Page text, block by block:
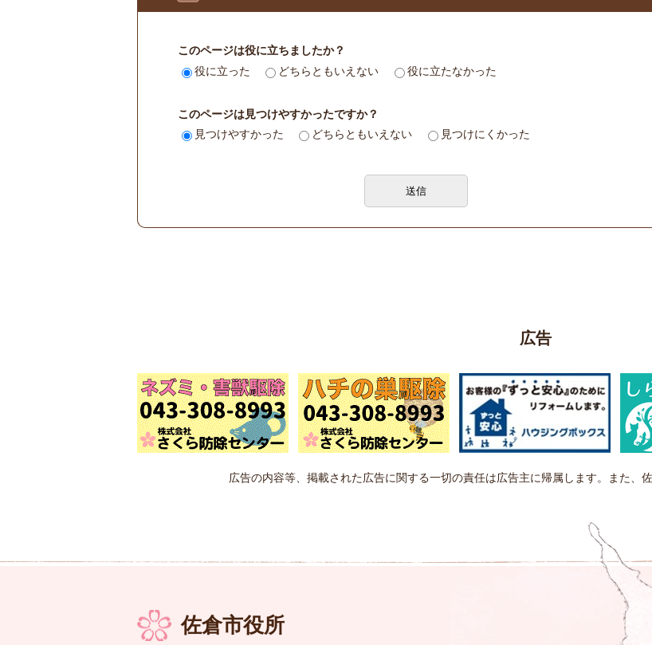
このページは役に立ちましたか？
役に立った
どちらともいえない 役に立たなかった
このページは見つけやすかったですか？
見つけやすかった
どちらともいえない 見つけにくかった
広告
広告の内容等、掲載された広告に関する一切の責任は広告主に帰属します。また、
佐倉市役所